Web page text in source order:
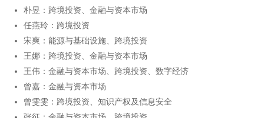
朴昱：跨境投资、金融与资本市场
任燕玲：跨境投资
宋爽：能源与基础设施、跨境投资
王娜：跨境投资、金融与资本市场
王伟：金融与资本市场、跨境投资、数字经济
曾嘉：金融与资本市场
曾雯雯：跨境投资、知识产权及信息安全